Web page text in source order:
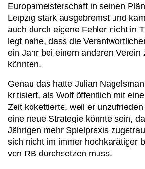
Europameisterschaft in seinen
Leipzig stark ausgebremst und
auch durch eigene Fehler nicht in
legt nahe, dass die
ein Jahr bei einem anderen Verein
könnten.
Genau das hatte Julian
kritisiert, als Wolf öffentlich mit
Zeit kokettierte, weil er
eine neue Strategie könnte sein,
Jährigen mehr Spielpraxis
sich nicht im immer hochkarätiger
von RB durchsetzen muss.